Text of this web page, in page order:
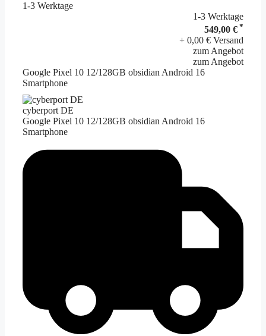
1-3 Werktage
1-3 Werktage
549,00 € *
+ 0,00 € Versand
zum Angebot
zum Angebot
Google Pixel 10 12/128GB obsidian Android 16
Smartphone
cyberport DE
Google Pixel 10 12/128GB obsidian Android 16
Smartphone